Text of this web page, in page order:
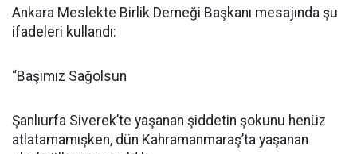
Ankara Meslekte Birlik Derneği Başkanı mesajında şu
ifadeleri kullandı:
“Başımız Sağolsun
Şanlıurfa Siverek’te yaşanan şiddetin şokunu henüz
atlatamamışken, dün Kahramanmaraş’ta yaşanan